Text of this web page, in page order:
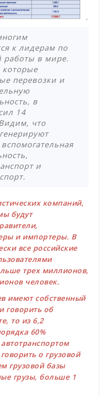
к лидерам по
работы в мире.
которые
перевозки и
в
14
что
и
компаний,
будут
и импортеры. В
все российские
трех миллионов,
человек.
имеют собственный
говорить об
то из 6,2
60%
о грузовой
грузовой базы
грузы, больше 1